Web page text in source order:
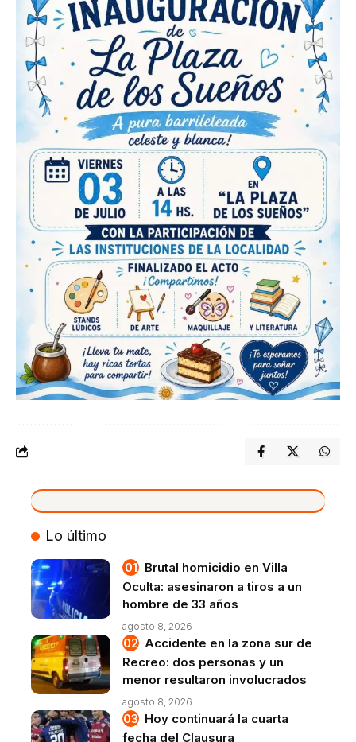
VIVO
Lo último
Brutal homicidio en Villa
Oculta: asesinaron a tiros a un
hombre de 33 años
agosto 8, 2026
Accidente en la zona sur de
Recreo: dos personas y un
menor resultaron involucrados
agosto 8, 2026
Hoy continuará la cuarta
fecha del Clausura